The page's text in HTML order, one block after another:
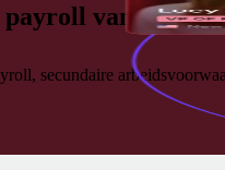
payroll van je
secundaire